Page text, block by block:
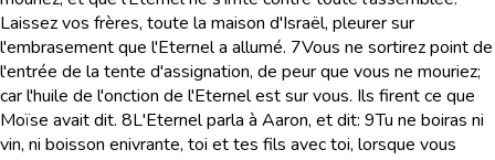
Laissez vos frères, toute la maison d'Israël, pleurer sur
l'embrasement que l'Eternel a allumé. 7Vous ne sortirez point de
l'entrée de la tente d'assignation, de peur que vous ne mouriez;
car l'huile de l'onction de l'Eternel est sur vous. Ils firent ce que
Moïse avait dit. 8L'Eternel parla à Aaron, et dit: 9Tu ne boiras ni
vin, ni boisson enivrante, toi et tes fils avec toi, lorsque vous